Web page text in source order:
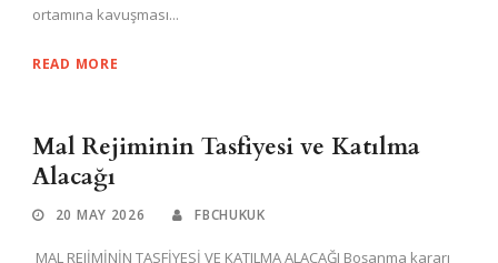
ortamına kavuşması...
READ MORE
Mal Rejiminin Tasfiyesi ve Katılma
Alacağı
20 MAY 2026 FBCHUKUK
MAL REJİMİNİN TASFİYESİ VE KATILMA ALACAĞI Boşanma kararı